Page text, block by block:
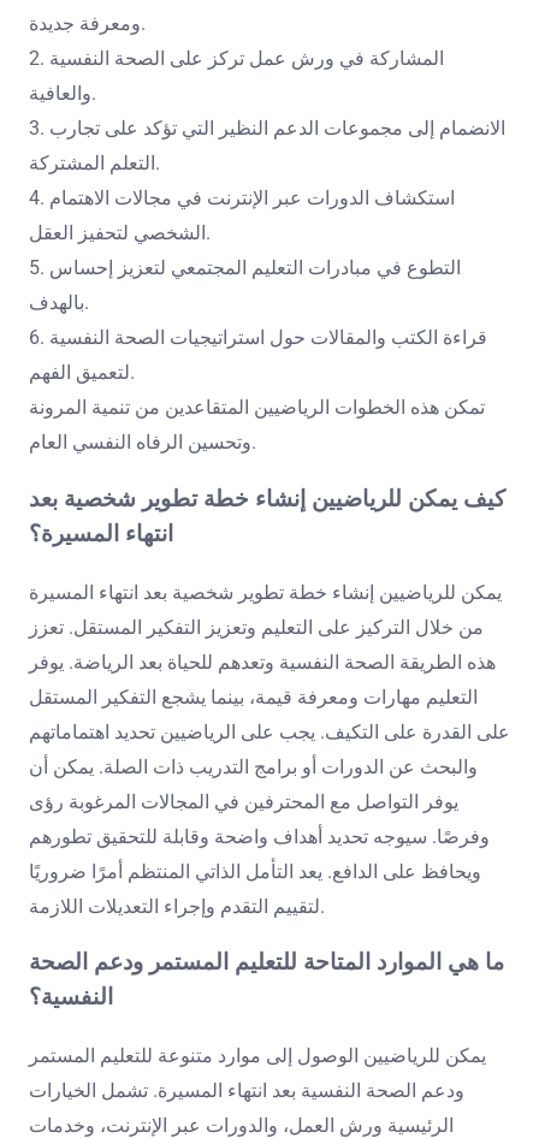
ومعرفة جديدة.
2. المشاركة في ورش عمل تركز على الصحة النفسية
والعافية.
3. الانضمام إلى مجموعات الدعم النظير التي تؤكد على تجارب
التعلم المشتركة.
4. استكشاف الدورات عبر الإنترنت في مجالات الاهتمام
الشخصي لتحفيز العقل.
5. التطوع في مبادرات التعليم المجتمعي لتعزيز إحساس
بالهدف.
6. قراءة الكتب والمقالات حول استراتيجيات الصحة النفسية
لتعميق الفهم.
تمكن هذه الخطوات الرياضيين المتقاعدين من تنمية المرونة
وتحسين الرفاه النفسي العام.
كيف يمكن للرياضيين إنشاء خطة تطوير شخصية بعد
انتهاء المسيرة؟
يمكن للرياضيين إنشاء خطة تطوير شخصية بعد انتهاء المسيرة
من خلال التركيز على التعليم وتعزيز التفكير المستقل. تعزز
هذه الطريقة الصحة النفسية وتعدهم للحياة بعد الرياضة. يوفر
التعليم مهارات ومعرفة قيمة، بينما يشجع التفكير المستقل
على القدرة على التكيف. يجب على الرياضيين تحديد اهتماماتهم
والبحث عن الدورات أو برامج التدريب ذات الصلة. يمكن أن
يوفر التواصل مع المحترفين في المجالات المرغوبة رؤى
وفرصًا. سيوجه تحديد أهداف واضحة وقابلة للتحقيق تطورهم
ويحافظ على الدافع. يعد التأمل الذاتي المنتظم أمرًا ضروريًا
لتقييم التقدم وإجراء التعديلات اللازمة.
ما هي الموارد المتاحة للتعليم المستمر ودعم الصحة
النفسية؟
يمكن للرياضيين الوصول إلى موارد متنوعة للتعليم المستمر
ودعم الصحة النفسية بعد انتهاء المسيرة. تشمل الخيارات
الرئيسية ورش العمل، والدورات عبر الإنترنت، وخدمات